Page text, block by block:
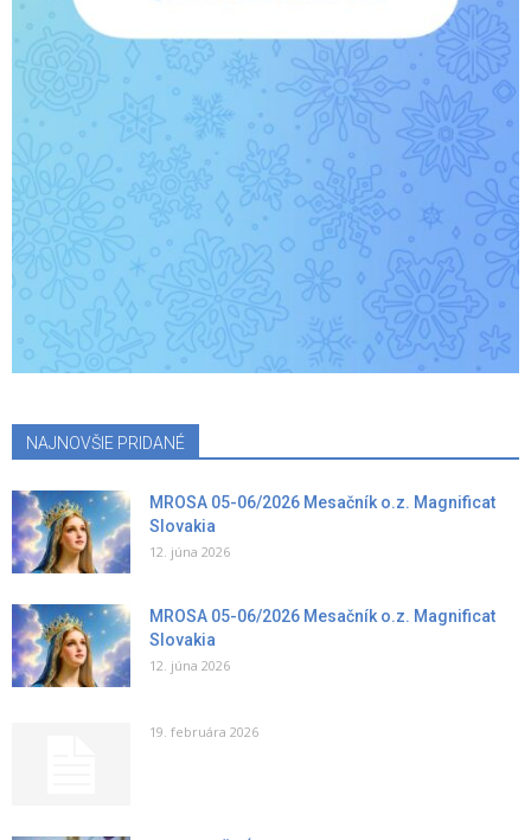
NAJNOVŠIE PRIDANÉ
MROSA 05-06/2026 Mesačník o.z. Magnificat
Slovakia
12. júna 2026
MROSA 05-06/2026 Mesačník o.z. Magnificat
Slovakia
12. júna 2026
19. februára 2026